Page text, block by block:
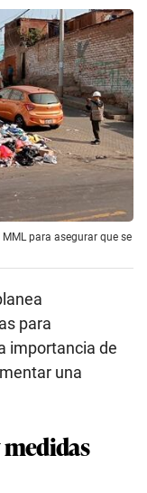
para asegurar que se
para
importancia de
una